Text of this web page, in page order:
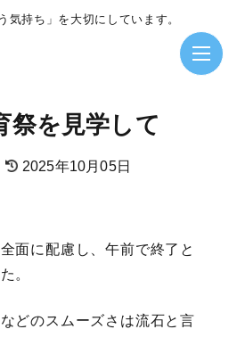
気持ち」を大切にしています。
祭を見学して
2025年10月05日
面に配慮し、午前で終了と
。
どのスムーズさは流石と言